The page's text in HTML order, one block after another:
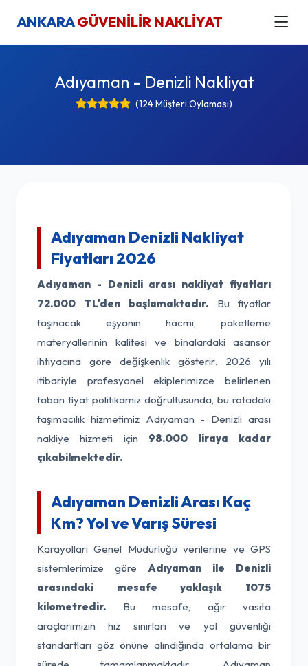
ANKARAGÜVENİLİR NAKLİYAT
Adıyaman - Denizli Nakliyat
(124 Müşteri Oylaması)
Adıyaman Denizli Nakliyat
Fiyatları 2026
Adıyaman - Denizli arası nakliyat fiyatları
72.000 TL'den başlamaktadır. Bu fiyatlar
taşınacak eşyanın hacmi, paketleme
materyallerinin kalitesi ve binalardaki asansör
ihtiyacına göre değişkenlik gösterir. 2026 yılı
itibariyle profesyonel ekiplerimizce belirlenen
taban fiyat politikamız doğrultusunda, bu rotadaki
taşımacılık hizmetimiz Adıyaman - Denizli arası
nakliye hizmeti için 98.000 liraya kadar
çıkabilmektedir.
Adıyaman Denizli Arası Kaç
Km? Yol ve Varış Süresi
Karayolları Genel Müdürlüğü verilerine ve GPS
sistemlerimize göre Adıyaman ile Denizli
arasındaki mesafe yaklaşık 1075
kilometredir. Bu mesafe, ağır vasıta
araçlarımızın hız sınırları ve yol güvenliği
standartları göz önüne alındığında ortalama bir